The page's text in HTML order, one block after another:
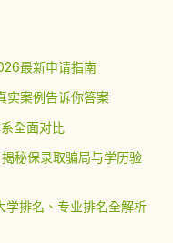
最新申请指南
实案例告诉你答案
全面对比
秘保录取骗局与学历验
排名、专业排名全解析